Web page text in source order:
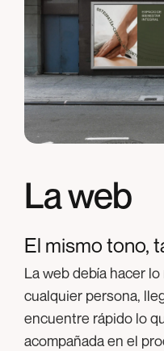
La web
El mismo tono,
La web debía hacer
cualquier persona,
encuentre rápido lo
acompañada en el